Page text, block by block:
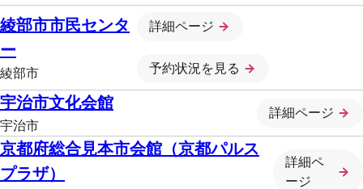
綾部市市民センタ
ー
綾部市
詳細ページ
予約状況を見る
宇治市文化会館
宇治市
詳細ページ
京都府総合見本市会館（京都パルス
プラザ）
詳細ペ
ージ